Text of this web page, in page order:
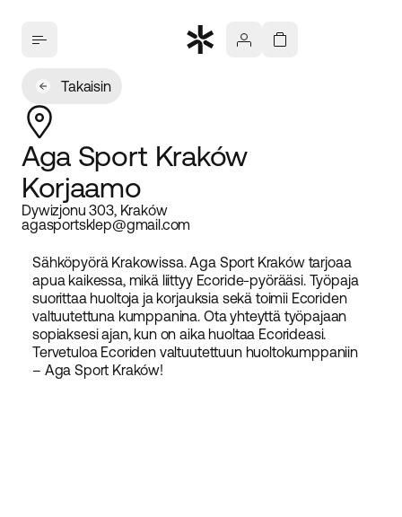
Takaisin
Aga Sport Kraków
Korjaamo
Dywizjonu 303, Kraków
agasportsklep@gmail.com
Sähköpyörä Krakowissa. Aga Sport Kraków tarjoaa
apua kaikessa, mikä liittyy Ecoride-pyörääsi. Työpaja
suorittaa huoltoja ja korjauksia sekä toimii Ecoriden
valtuutettuna kumppanina. Ota yhteyttä työpajaan
sopiaksesi ajan, kun on aika huoltaa Ecorideasi.
Tervetuloa Ecoriden valtuutettuun huoltokumppaniin
– Aga Sport Kraków!